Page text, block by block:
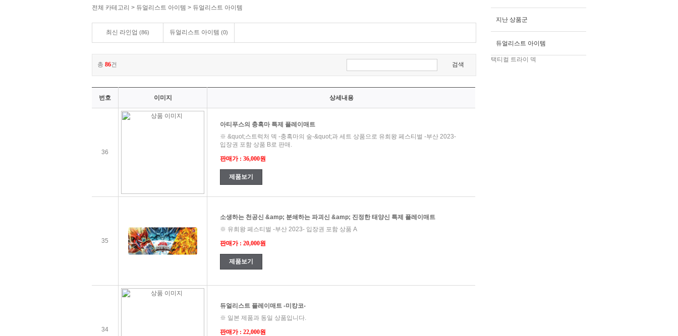
전체 카테고리 > 듀얼리스트 아이템 > 듀얼리스트 아이템
최신 라인업 (86) 듀얼리스트 아이템 (0)
총 86건 검색
번호 이미지 상세내용
36
아티푸스의 충혹마 특제 플레이매트
※ &quot;스트럭처 덱 -충혹마의 숲-&quot;과 세트 상품으로 유희왕 페스티벌 -부산 2023-
입장권 포함 상품 B로 판매.
판매가 : 36,000원
제품보기
35
소생하는 천공신 &amp; 분쇄하는 파괴신 &amp; 진정한 태양신 특제 플레이매트
※ 유희왕 페스티벌 -부산 2023- 입장권 포함 상품 A
판매가 : 20,000원
제품보기
34
듀얼리스트 플레이매트 -미캉코-
※ 일본 제품과 동일 상품입니다.
판매가 : 22,000원
지난 상품군
듀얼리스트 아이템
택티컬 트라이 덱